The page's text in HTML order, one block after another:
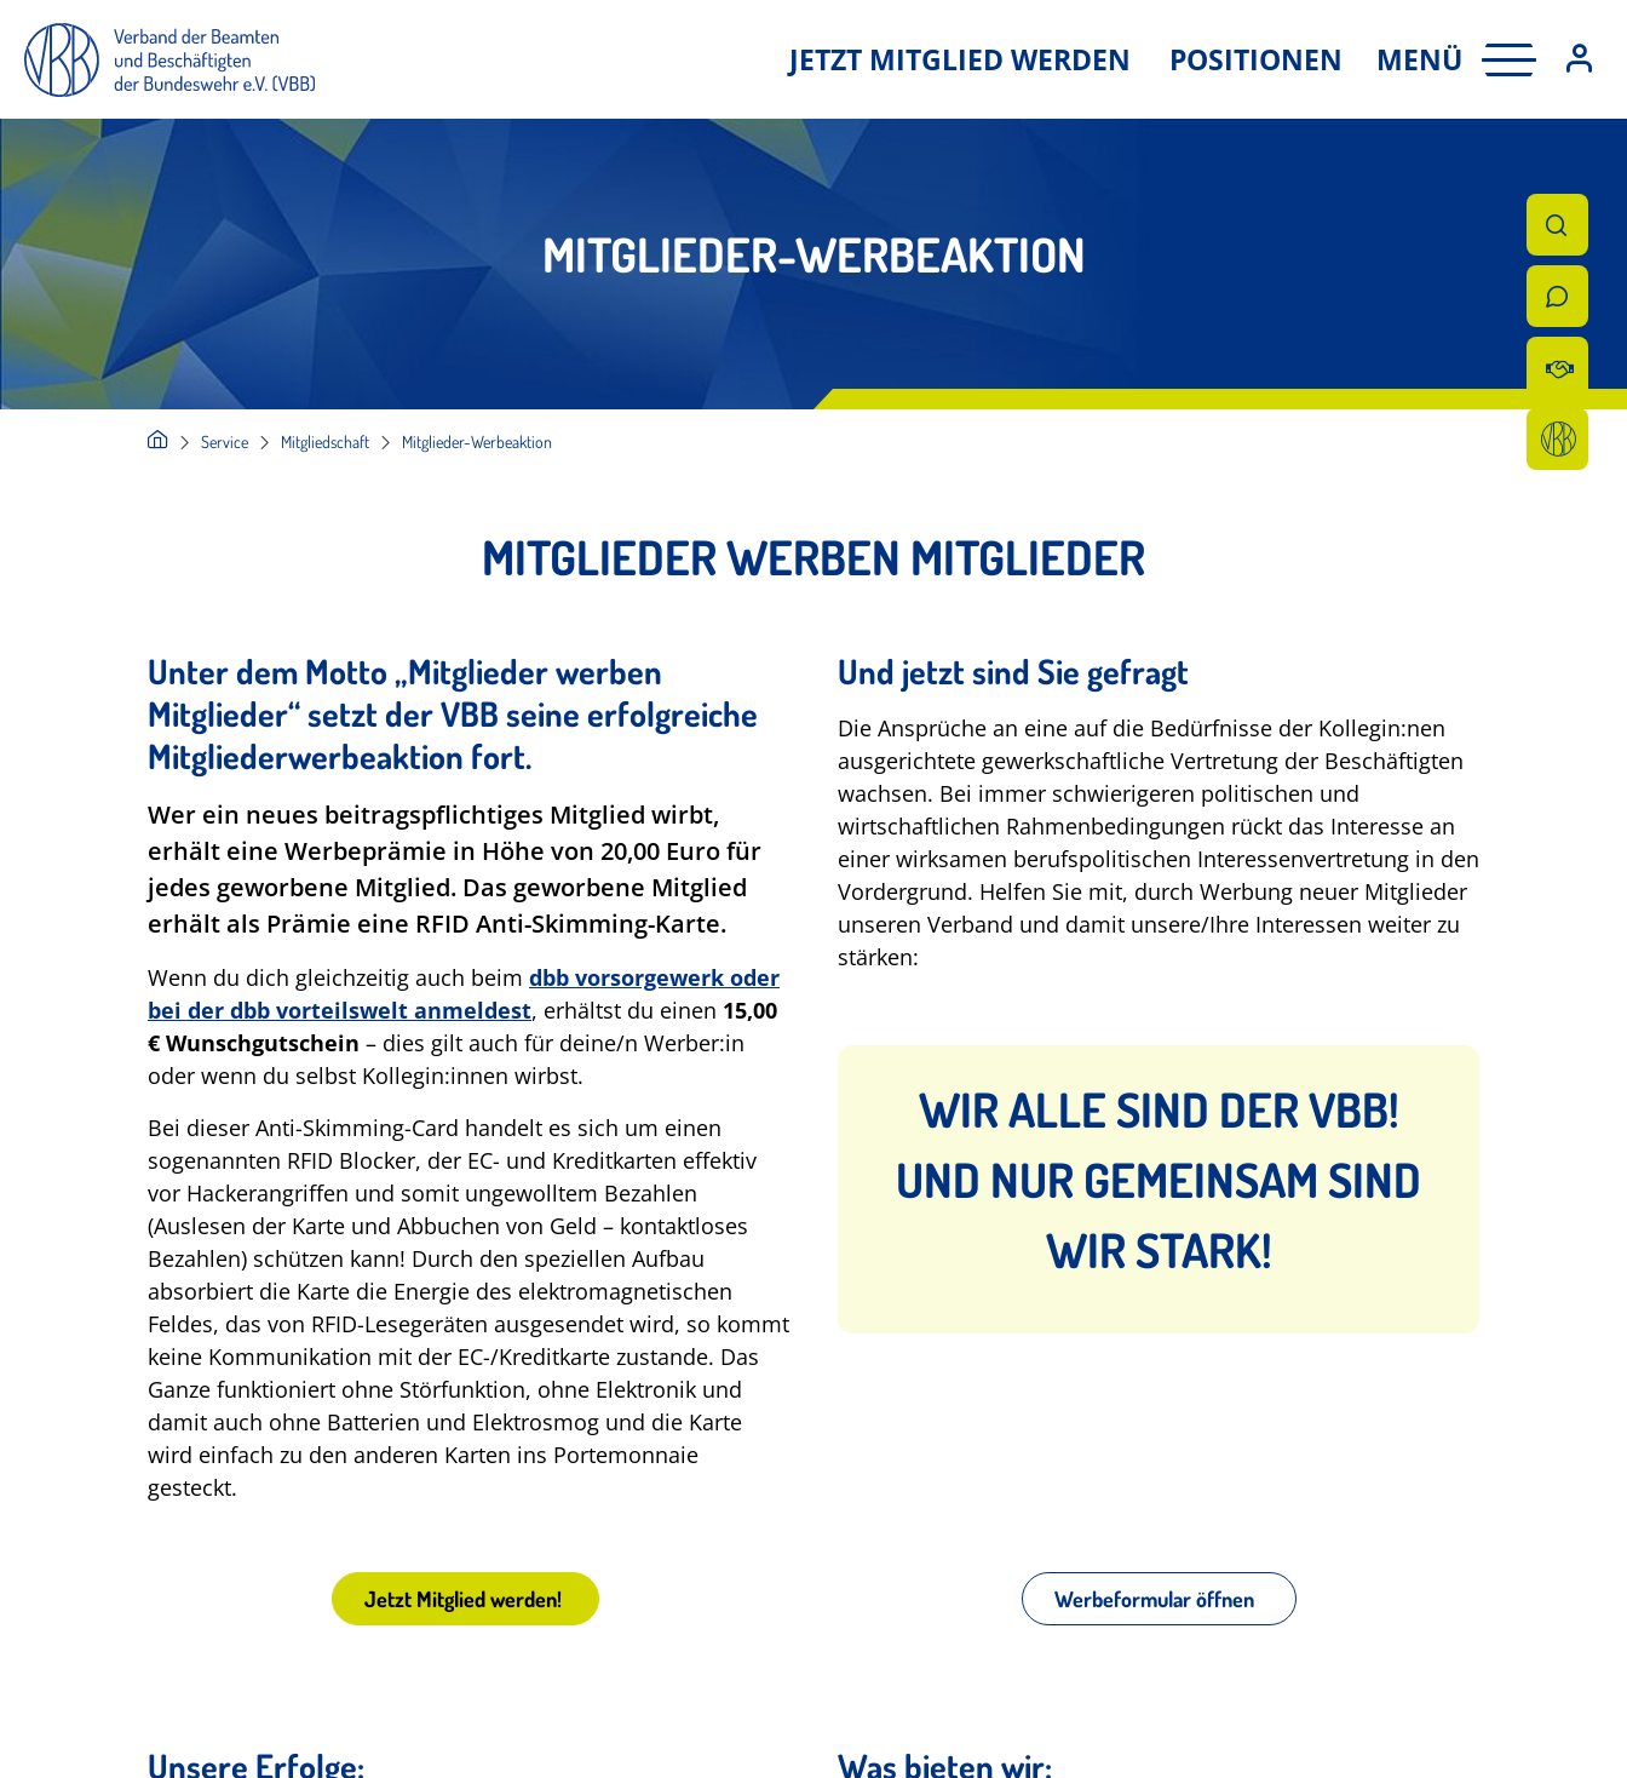
JETZT MITGLIED WERDEN POSITIONEN MENÜ
MITGLIEDER-WERBEAKTION
Service Mitgliedschaft Mitglieder-Werbeaktion
MITGLIEDER WERBEN MITGLIEDER
Unter dem Motto „Mitglieder werben
Mitglieder“ setzt der VBB seine erfolgreiche
Mitgliederwerbeaktion fort.
Wer ein neues beitragspflichtiges Mitglied wirbt,
erhält eine Werbeprämie in Höhe von 20,00 Euro für
jedes geworbene Mitglied. Das geworbene Mitglied
erhält als Prämie eine RFID Anti-Skimming-Karte.
Wenn du dich gleichzeitig auch beim dbb vorsorgewerk oder
bei der dbb vorteilswelt anmeldest, erhältst du einen 15,00
€ Wunschgutschein – dies gilt auch für deine/n Werber:in
oder wenn du selbst Kollegin:innen wirbst.
Bei dieser Anti-Skimming-Card handelt es sich um einen
sogenannten RFID Blocker, der EC- und Kreditkarten effektiv
vor Hackerangriffen und somit ungewolltem Bezahlen
(Auslesen der Karte und Abbuchen von Geld – kontaktloses
Bezahlen) schützen kann! Durch den speziellen Aufbau
absorbiert die Karte die Energie des elektromagnetischen
Feldes, das von RFID-Lesegeräten ausgesendet wird, so kommt
keine Kommunikation mit der EC-/Kreditkarte zustande. Das
Ganze funktioniert ohne Störfunktion, ohne Elektronik und
damit auch ohne Batterien und Elektrosmog und die Karte
wird einfach zu den anderen Karten ins Portemonnaie
gesteckt.
Und jetzt sind Sie gefragt
Die Ansprüche an eine auf die Bedürfnisse der Kollegin:nen
ausgerichtete gewerkschaftliche Vertretung der Beschäftigten
wachsen. Bei immer schwierigeren politischen und
wirtschaftlichen Rahmenbedingungen rückt das Interesse an
einer wirksamen berufspolitischen Interessenvertretung in den
Vordergrund. Helfen Sie mit, durch Werbung neuer Mitglieder
unseren Verband und damit unsere/Ihre Interessen weiter zu
stärken:
WIR ALLE SIND DER VBB!
UND NUR GEMEINSAM SIND
WIR STARK!
Jetzt Mitglied werden! Werbeformular öffnen
Unsere Erfolge: Was bieten wir: